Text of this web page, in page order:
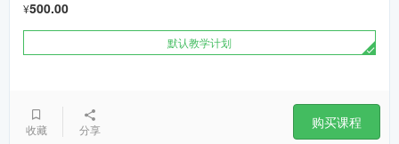
¥500.00
默认教学计划
收藏 分享 购买课程